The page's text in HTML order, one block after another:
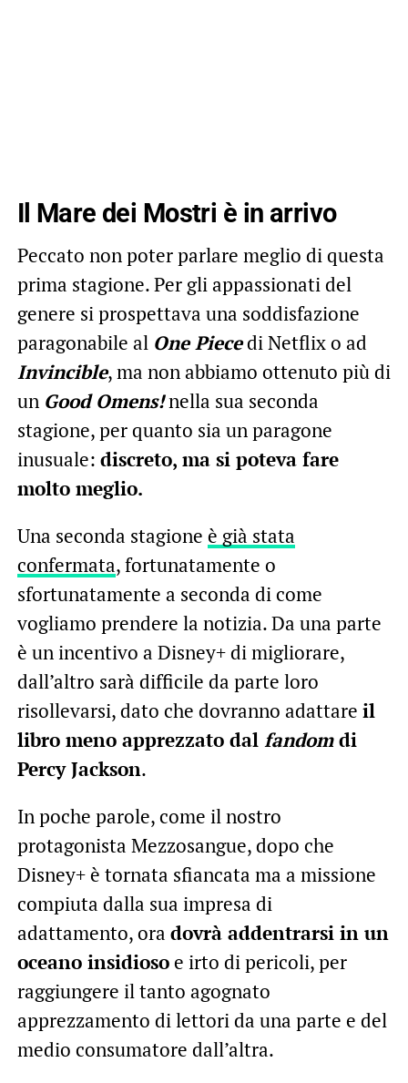
Il Mare dei Mostri è in arrivo
Peccato non poter parlare meglio di questa
prima stagione. Per gli appassionati del
genere si prospettava una soddisfazione
paragonabile al One Piecedi Netflix o ad
Invincible, ma non abbiamo ottenuto più di
un Good Omens!nella sua seconda
stagione, per quanto sia un paragone
inusuale: discreto, ma si poteva fare
molto meglio.
Una seconda stagione è già stata
confermata, fortunatamente o
sfortunatamente a seconda di come
vogliamo prendere la notizia. Da una parte
è un incentivo a Disney+ di migliorare,
dall’altro sarà difficile da parte loro
risollevarsi, dato che dovranno adattare il
libro meno apprezzato dal fandomdi
Percy Jackson.
In poche parole, come il nostro
protagonista Mezzosangue, dopo che
Disney+ è tornata sfiancata ma a missione
compiuta dalla sua impresa di
adattamento, ora dovrà addentrarsi in un
oceano insidiosoe irto di pericoli, per
raggiungere il tanto agognato
apprezzamento di lettori da una parte e del
medio consumatore dall’altra.